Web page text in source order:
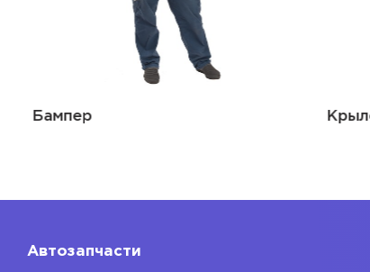
Бампер
Автозапчасти